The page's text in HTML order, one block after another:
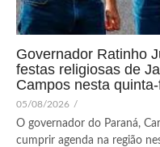
Governador Ratinho
festas religiosas de
Campos nesta
05/08/2026 /
O governador do Paraná,
cumprir agenda na região